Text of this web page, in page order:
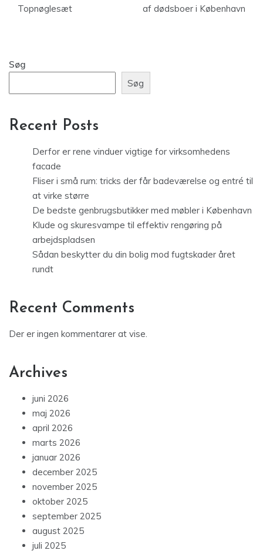
Topnøglesæt
af dødsboer i København
Søg
Søg
Recent Posts
Derfor er rene vinduer vigtige for virksomhedens
facade
Fliser i små rum: tricks der får badeværelse og entré til
at virke større
De bedste genbrugsbutikker med møbler i København
Klude og skuresvampe til effektiv rengøring på
arbejdspladsen
Sådan beskytter du din bolig mod fugtskader året
rundt
Recent Comments
Der er ingen kommentarer at vise.
Archives
juni 2026
maj 2026
april 2026
marts 2026
januar 2026
december 2025
november 2025
oktober 2025
september 2025
august 2025
juli 2025